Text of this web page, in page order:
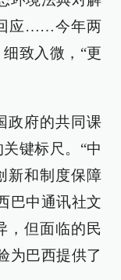
应……今年两
致入微，“更
政府的共同课
键标尺。“中
新和制度保障
巴中通讯社文
，但面临的民
为巴西提供了